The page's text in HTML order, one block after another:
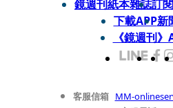
鏡週刊紙本雜誌訂
下載APP新
《鏡週刊
客服信箱 MM-